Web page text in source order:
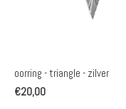
oorring - triangle - zilver
€20,00